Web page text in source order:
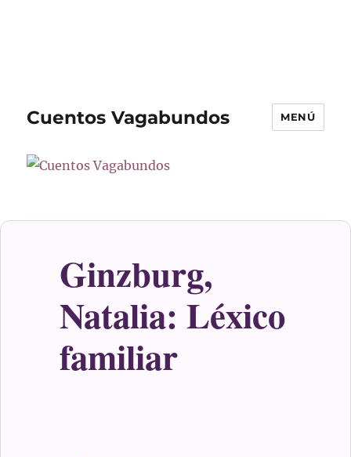
Cuentos Vagabundos MENÚ
Ginzburg,
Natalia: Léxico
familiar